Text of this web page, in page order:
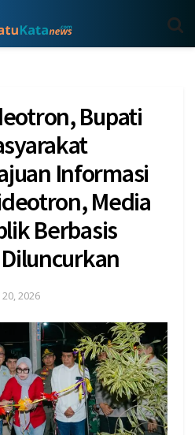
Bupati
Informasi
Media
Berbasis
2026